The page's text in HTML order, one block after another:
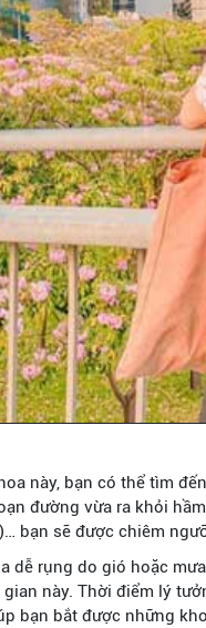
này, bạn có thể tìm
đường vừa ra khỏi
bạn sẽ được chiêm
dễ rụng do gió hoặc
này. Thời điểm lý
bạn bắt được những